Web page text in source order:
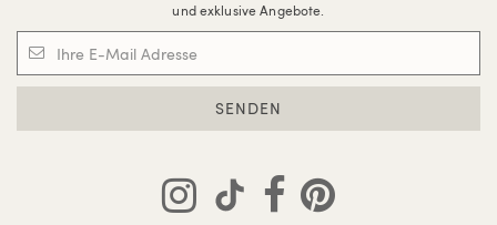
und exklusive Angebote.
SENDEN